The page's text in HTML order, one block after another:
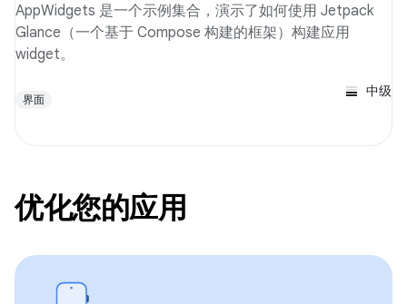
AppWidgets 是一个示例集合，演示了如何使用 Jetpack
Glance（一个基于 Compose 构建的框架）构建应用
widget。
界面
中级
优化您的应用